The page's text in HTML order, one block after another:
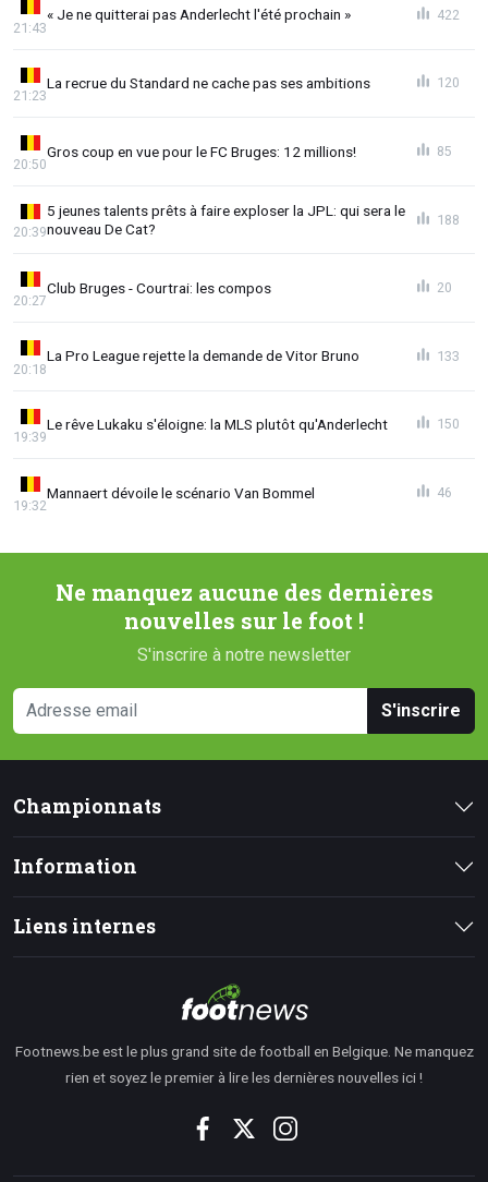
« Je ne quitterai pas Anderlecht l'été prochain »
21:43
422
La recrue du Standard ne cache pas ses ambitions
21:23
120
Gros coup en vue pour le FC Bruges: 12 millions!
20:50
85
5 jeunes talents prêts à faire exploser la JPL: qui sera le
nouveau De Cat?
20:39
188
Club Bruges - Courtrai: les compos
20:27
20
La Pro League rejette la demande de Vitor Bruno
20:18
133
Le rêve Lukaku s'éloigne: la MLS plutôt qu'Anderlecht
19:39
150
Mannaert dévoile le scénario Van Bommel
19:32
46
Ne manquez aucune des dernières
nouvelles sur le foot !
S'inscrire à notre newsletter
S'inscrire
Championnats
Information
Liens internes
Footnews.be est le plus grand site de football en Belgique. Ne manquez
rien et soyez le premier à lire les dernières nouvelles ici !